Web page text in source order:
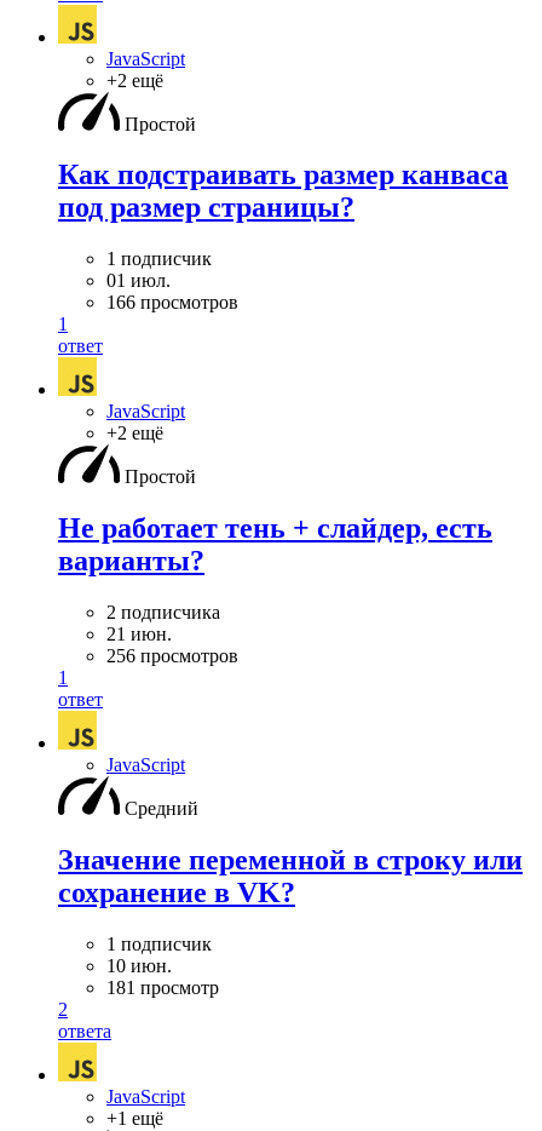
JavaScript
+2 ещё
Простой
Как подстраивать размер канваса
под размер страницы?
1 подписчик
01 июл.
166 просмотров
1
ответ
JavaScript
+2 ещё
Простой
Не работает тень + слайдер, есть
варианты?
2 подписчика
21 июн.
256 просмотров
1
ответ
JavaScript
Средний
Значение переменной в строку или
сохранение в VK?
1 подписчик
10 июн.
181 просмотр
2
ответа
JavaScript
+1 ещё